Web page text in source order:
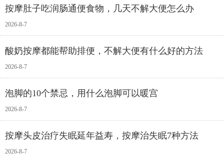
按摩肚子吃润肠通便食物，几天不解大便怎么办
2026-8-7
酸奶按摩都能帮助排便，不解大便有什么好的方法
2026-8-7
泡脚的10个禁忌，用什么泡脚可以暖宫
2026-8-7
按摩头皮治疗失眠延年益寿，按摩治失眠7种方法
2026-8-7